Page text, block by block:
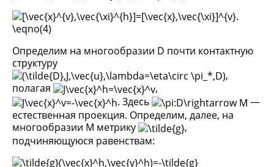
Определим на многообразии D почти контактную
структуру
,
полагая
,
. Здесь
—
естественная проекция. Определим, далее, на
многообразии M метрику
,
подчиняющуюся равенствам: